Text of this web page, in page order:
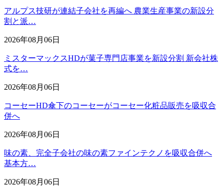
アルプス技研が連結子会社を再編へ 農業生産事業の新設分
割と派…
2026年08月06日
ミスターマックスHDが菓子専門店事業を新設分割 新会社株
式を…
2026年08月06日
コーセーHD傘下のコーセーがコーセー化粧品販売を吸収合
併へ
2026年08月06日
味の素、完全子会社の味の素ファインテクノを吸収合併へ
基本方…
2026年08月06日